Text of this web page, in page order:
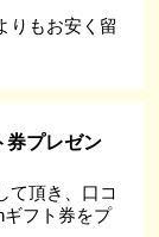
りもお安く留
券プレゼン
て頂き、口コ
ギフト券をプ